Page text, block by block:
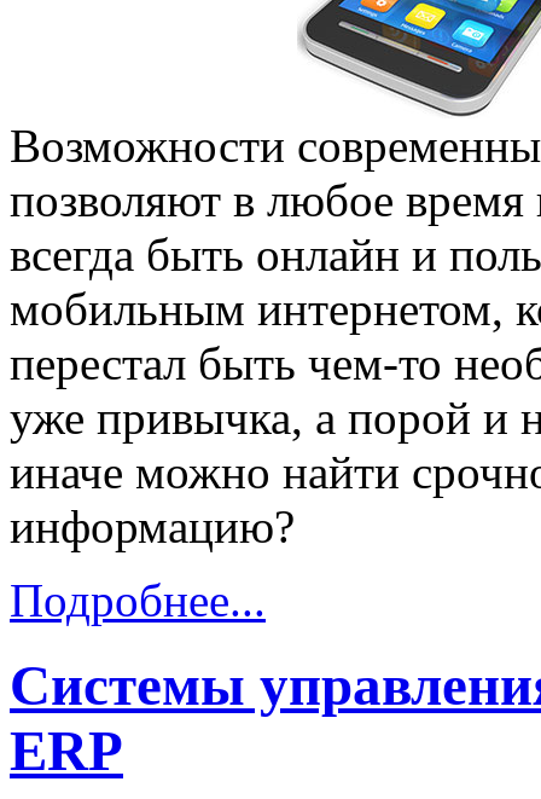
Возможности
позволяют в любое
всегда быть онлайн и
мобильным интернетом,
перестал быть чем-то
уже привычка, а порой и
иначе можно найти
информацию?
Подробнее...
Системы
ERP